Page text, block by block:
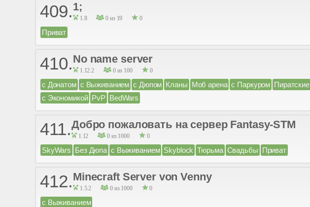
409.1;
1.8 0 из 19 0
Приват
410.No name server
1.12.2 0 из 100 0
с Донатом с Выживанием с Дюпом Кланы Моб арена с Паркуром Пиратские
с Экономикой PvP BedWars
411.Добро пожаловать на сервер Fantasy-STM
1.12 0 из 1000 0
SkyWars Без Дюпа с Выживанием Skyblock Тюрьма Свадьбы Приват
412.Minecraft Server von Venny
1.5.2 0 из 1000 0
с Выживанием